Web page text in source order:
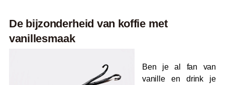
De bijzonderheid van koffie met
vanillesmaak
Ben je al fan van
vanille en drink je